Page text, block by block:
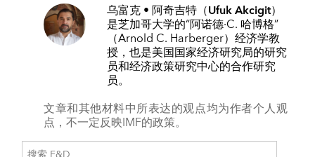
乌富克 • 阿奇吉特（Ufuk Akcigit）
是芝加哥大学的“阿诺德·C. 哈博格”
（Arnold C. Harberger）经济学教
授，也是美国国家经济研究局的研究
员和经济政策研究中心的合作研究
员。
文章和其他材料中所表达的观点均为作者个人观
点，不一定反映IMF的政策。